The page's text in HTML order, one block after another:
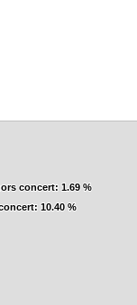
concert: 1.69 %
concert: 1.69 %
: 10.40 %
: 10.40 %